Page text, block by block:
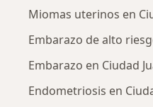
Miomas uterinos en
Embarazo de alto
Embarazo en Ciudad
Endometriosis en